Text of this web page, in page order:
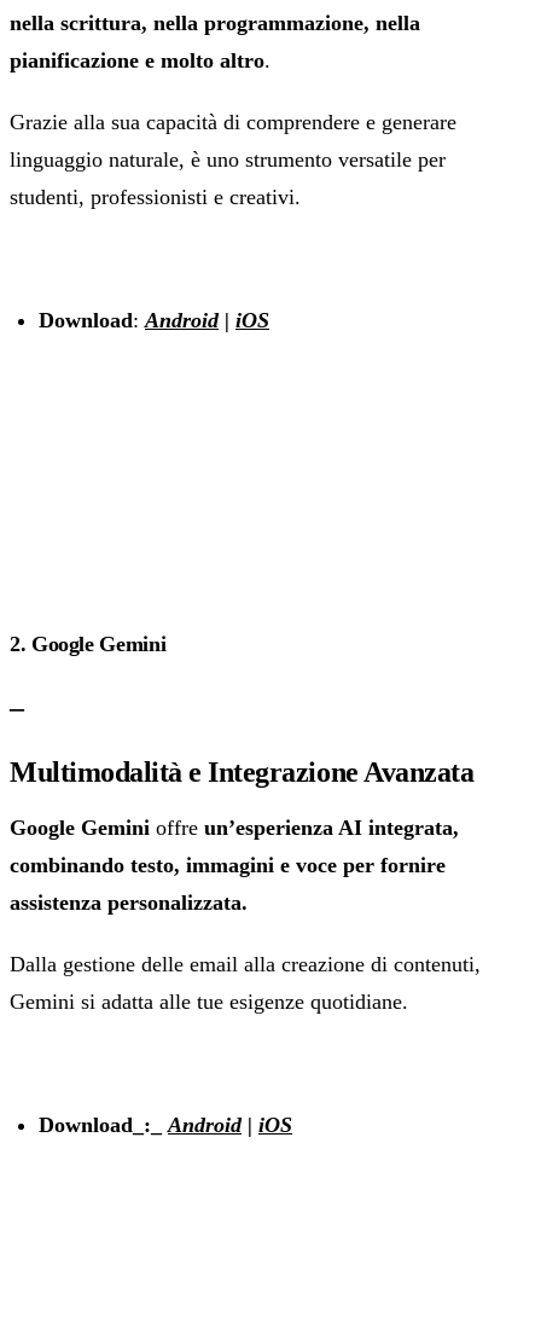
nella scrittura, nella programmazione, nella
pianificazione e molto altro.
Grazie alla sua capacità di comprendere e generare
linguaggio naturale, è uno strumento versatile per
studenti, professionisti e creativi.
Download:Android | iOS
2. Google Gemini
–
Multimodalità e Integrazione Avanzata
Google Gemini offre un’esperienza AI integrata,
combinando testo, immagini e voce per fornire
assistenza personalizzata.
Dalla gestione delle email alla creazione di contenuti,
Gemini si adatta alle tue esigenze quotidiane.
Download_:_ Android | iOS